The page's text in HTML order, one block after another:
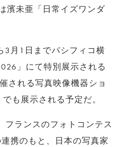
濱未亜「日常イズワンダ
3月1日までパシフィコ横
」にて特別展示される
される写真映像機器ショ
も展示される予定だ。
フランスのフォトコンテス
連携のもと、日本の写真家